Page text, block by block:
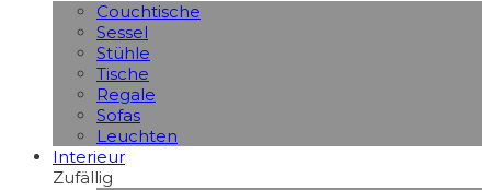
Couchtische
Sessel
Stühle
Tische
Regale
Sofas
Leuchten
Interieur
Zufällig